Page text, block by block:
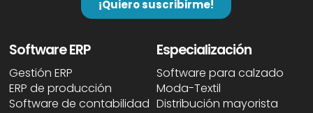
Software ERP
Gestión ERP
ERP de producción
Software de contabilidad
Especialización
Software para calzado
Moda-Textil
Distribución mayorista